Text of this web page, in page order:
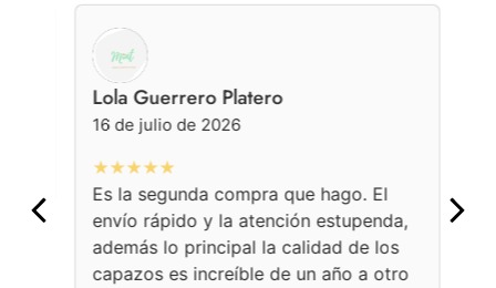
Lola Guerrero Platero
16 de julio de 2026
★★★★★
Es la segunda compra que hago. El
envío rápido y la atención estupenda,
además lo principal la calidad de los
capazos es increíble de un año a otro